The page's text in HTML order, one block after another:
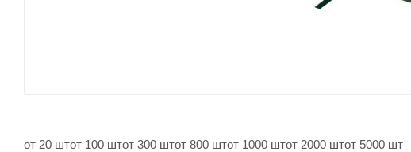
от 20 штот 100 штот 300 штот 800 штот 1000 штот 2000 штот 5000 шт